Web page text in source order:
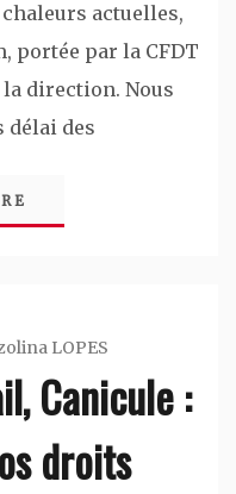
actuelles,
portée par la CFDT
direction. Nous
délai des
LOPES
Canicule :
droits